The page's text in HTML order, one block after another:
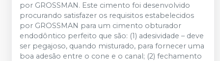
por GROSSMAN. Este cimento foi desenvolvido
procurando satisfazer os requisitos estabelecidos
por GROSSMAN para um cimento obturador
endodôntico perfeito que são: (1) adesividade – deve
ser pegajoso, quando misturado, para fornecer uma
boa adesão entre o cone e o canal; (2) fechamento